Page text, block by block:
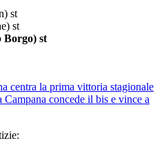
st
st
Borgo) st
centra la prima vittoria stagionale
Campana concede il bis e vince a